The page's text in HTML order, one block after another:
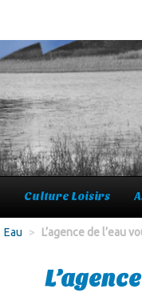
Culture Loisirs
Eau > L’agence de l’eau